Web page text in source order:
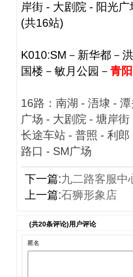
岸街 - 大剧院 - 阳光
(共16站)
K010:SM－新华都－
国楼－敏月公园－ 青
16路：南湖 - 浯埭 -
广场 - 大剧院 - 塘岸
长途车站 - 普照 - 利
路口 - SM广场
下一篇:九二路客服中
上一篇:石狮形象店
(共20条评论)用户评论
匿名